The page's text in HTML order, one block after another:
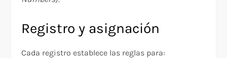
Registro y asignación
Cada registro establece las reglas para: